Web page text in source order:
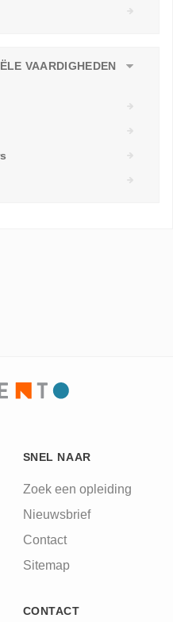
VAARDIGHEDEN
SNEL NAAR
Zoek een opleiding
Nieuwsbrief
Contact
Sitemap
CONTACT